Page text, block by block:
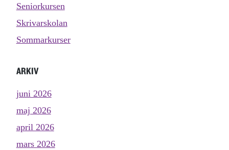
Seniorkursen
Skrivarskolan
Sommarkurser
ARKIV
juni 2026
maj 2026
april 2026
mars 2026